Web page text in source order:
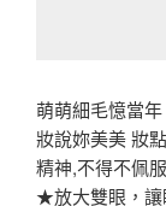
萌萌細毛憶當
妝說妳美美 妝
精神,不得不佩
★放大雙眼，讓